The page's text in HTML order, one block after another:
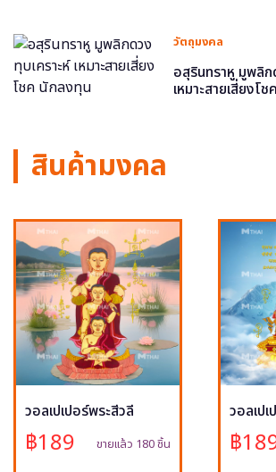
วัตถุมงคล
อสุรินทราหู มูพลิก
เหมาะสายเสี่ยงโ
สินค้ามงคล
วอลเปเปอร์พระสีวลี
฿189 ขายแล้ว 180 ชิ้น
วอลเปเ
฿